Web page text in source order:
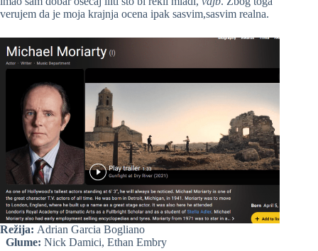
verujem da je moja krajnja ocena ipak sasvim,sasvim realna.
Režija: Adrian Garcia Bogliano
Glume: Nick Damici, Ethan Embry